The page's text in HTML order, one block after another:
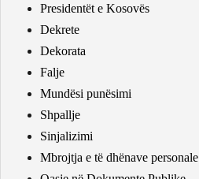
Presidentët e Kosovës
Dekrete
Dekorata
Falje
Mundësi punësimi
Shpallje
Sinjalizimi
Mbrojtja e të dhënave personale